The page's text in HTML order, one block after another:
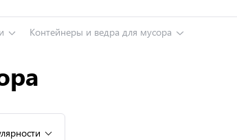
Контейнеры и ведра для мусора